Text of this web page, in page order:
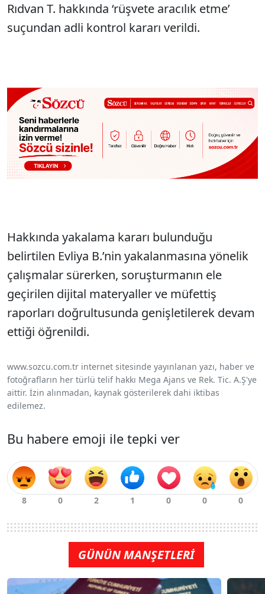
Rıdvan T. hakkında ‘rüşvete aracılık etme’
suçundan adli kontrol kararı verildi.
Hakkında yakalama kararı bulunduğu
belirtilen Evliya B.’nin yakalanmasına yönelik
çalışmalar sürerken, soruşturmanın ele
geçirilen dijital materyaller ve müfettiş
raporları doğrultusunda genişletilerek devam
ettiği öğrenildi.
www.sozcu.com.tr internet sitesinde yayınlanan yazı, haber ve
fotoğrafların her türlü telif hakkı Mega Ajans ve Rek. Tic. A.Ş'ye
aittir. İzin alınmadan, kaynak gösterilerek dahi iktibas
edilemez.
Bu habere emoji ile tepki ver
GÜNÜN MANŞETLERİ